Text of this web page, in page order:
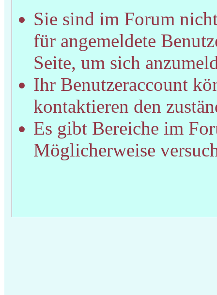
Sie sind im Forum
für angemeldete
Seite, um sich
Ihr Benutzeraccount
kontaktieren den
Es gibt Bereiche im
Möglicherweise